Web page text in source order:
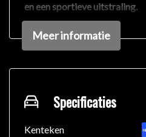
en een sportieve uitstraling.
Aanwezig:
✅ 2 sleutels
✅ Goed onderhouden
Afleverpakketten
Inbegrepen afleverpakket:
Meer informatie
Specificaties
Kenteken NL